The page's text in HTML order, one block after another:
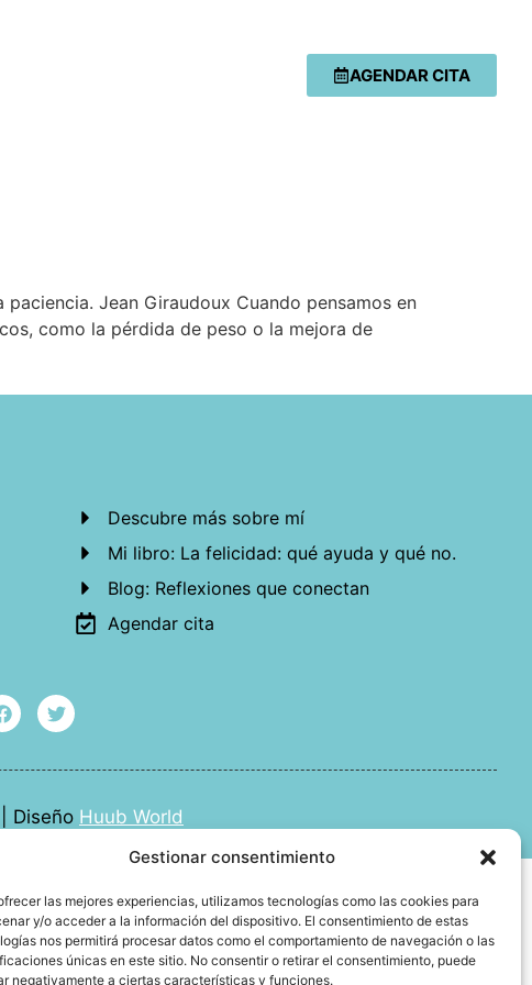
Gestionar consentimiento
las mejores experiencias, utilizamos tecnologías como las cookies para
y/o acceder a la información del dispositivo. El consentimiento de estas
nos permitirá procesar datos como el comportamiento de navegación o las
únicas en este sitio. No consentir o retirar el consentimiento, puede
negativamente a ciertas características y funciones.
AGENDAR CITA
Jean Giraudoux Cuando pensamos en
como la pérdida de peso o la mejora de
Descubre más sobre mí
Mi libro: La felicidad: qué ayuda y qué no.
Blog: Reflexiones que conectan
Agendar cita
Diseño Huub World